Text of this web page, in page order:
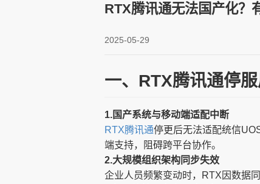
RTX腾讯通无法国产化？
2025-05-29
一、RTX腾讯通停
1.国产系统与移动端适配中断
RTX腾讯通停更后无法适配统信
端支持，阻碍跨平台协作。
2.大规模组织架构同步失效
企业人员频繁变动时，RTX因数据